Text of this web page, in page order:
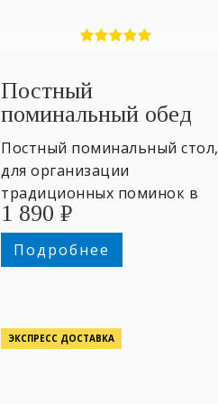
Постный
поминальный обед
Постный поминальный стол,
для организации
традиционных поминок в
пост от 4-х персон.
1 890 ₽
Подробнее
ЭКСПРЕСС ДОСТАВКА